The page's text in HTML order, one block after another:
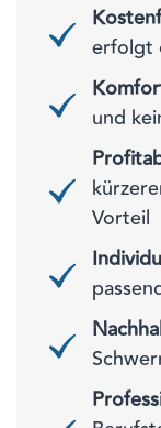
erfolgt
und
Vorteil